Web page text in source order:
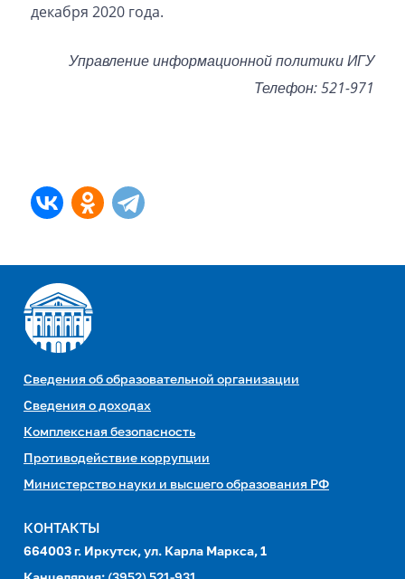
декабря 2020 года.
Управление информационной политики ИГУ
Телефон: 521-971
Сведения об образовательной организации
Сведения о доходах
Комплексная безопасность
Противодействие коррупции
Министерство науки и высшего образования РФ
КОНТАКТЫ
664003 г. Иркутск, ул. Карла Маркса, 1